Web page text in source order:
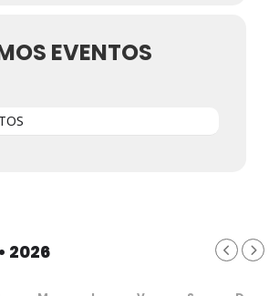
EVENTOS
2026